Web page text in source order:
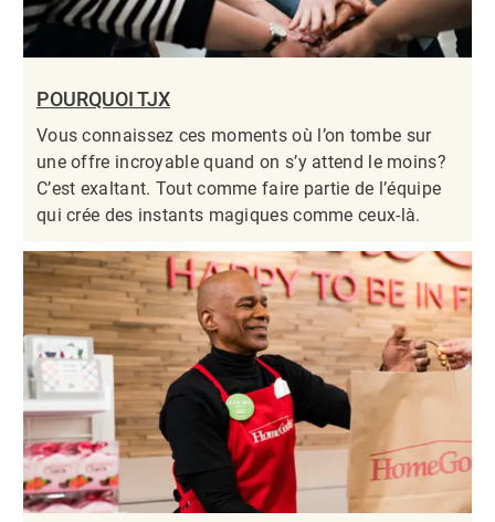
POURQUOI TJX
Vous connaissez ces moments où l’on tombe sur
une offre incroyable quand on s’y attend le moins?
C’est exaltant. Tout comme faire partie de l’équipe
qui crée des instants magiques comme ceux-là.​​​​​​​